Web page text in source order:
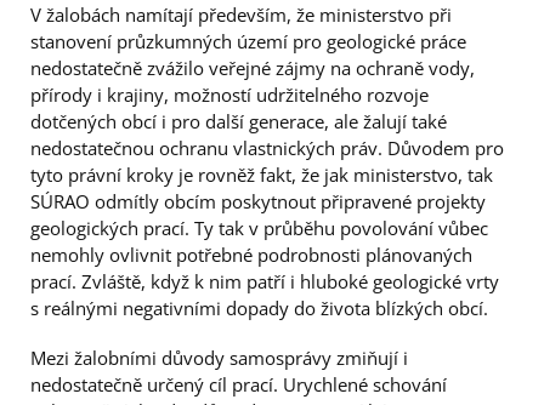
V žalobách namítají především, že ministerstvo při
stanovení průzkumných území pro geologické práce
nedostatečně zvážilo veřejné zájmy na ochraně vody,
přírody i krajiny, možností udržitelného rozvoje
dotčených obcí i pro další generace, ale žalují také
nedostatečnou ochranu vlastnických práv. Důvodem pro
tyto právní kroky je rovněž fakt, že jak ministerstvo, tak
SÚRAO odmítly obcím poskytnout připravené projekty
geologických prací. Ty tak v průběhu povolování vůbec
nemohly ovlivnit potřebné podrobnosti plánovaných
prací. Zvláště, když k nim patří i hluboké geologické vrty
s reálnými negativními dopady do života blízkých obcí.
Mezi žalobními důvody samosprávy zmiňují i
nedostatečně určený cíl prací. Urychlené schování